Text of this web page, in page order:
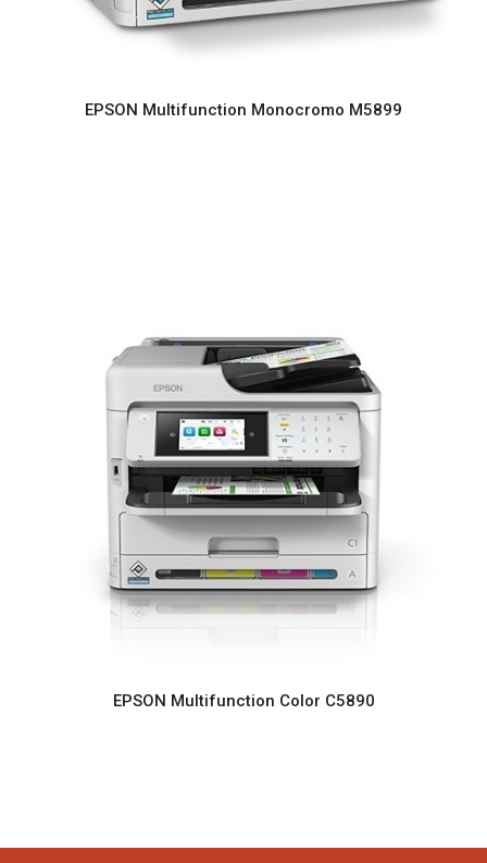
EPSON Multifunction Monocromo M5899
EPSON Multifunction Color C5890